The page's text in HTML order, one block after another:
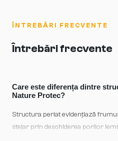
ÎNTREBĂRI FRECVENTE
Întrebări frecvente
Care este diferența dintre
Nature Protec?
Structura periat evidențiază
stejar prin deschiderea porilor